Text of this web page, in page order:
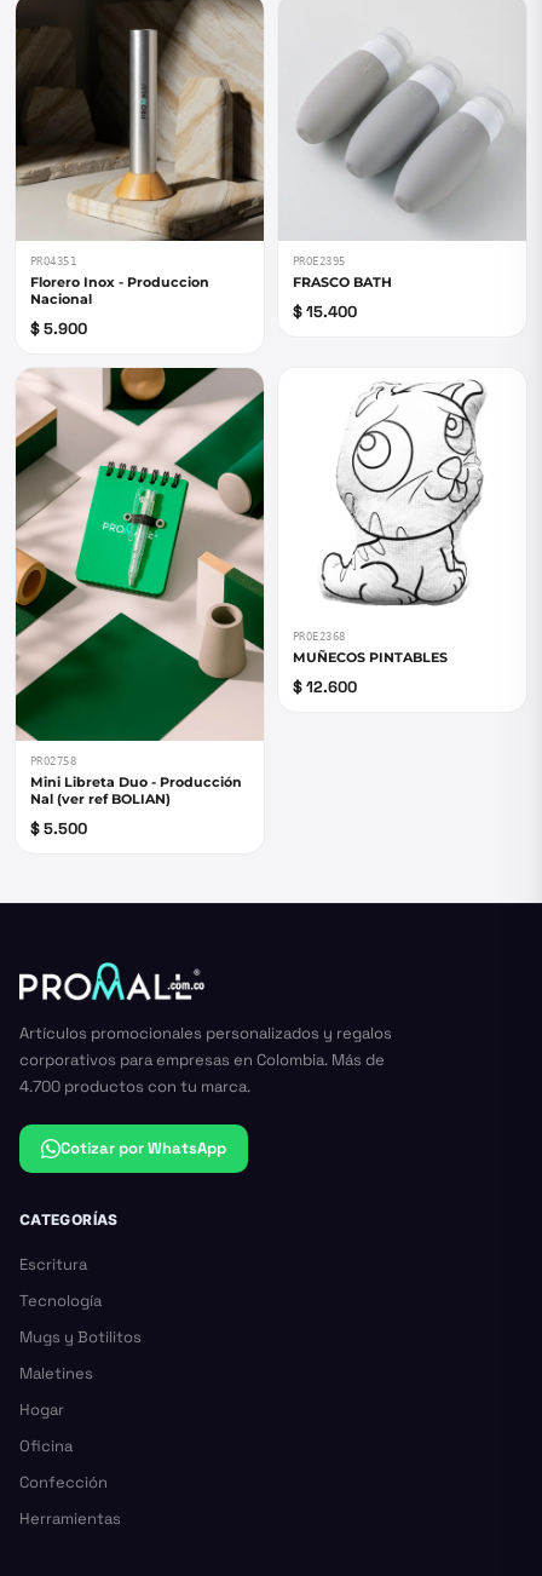
PRO4351
Florero Inox - Produccion
Nacional
$ 5.900
PROE2395
FRASCO BATH
$ 15.400
PRO2758
Mini Libreta Duo - Producción
Nal (ver ref BOLIAN)
$ 5.500
PROE2368
MUÑECOS PINTABLES
$ 12.600
Artículos promocionales personalizados y regalos
corporativos para empresas en Colombia. Más de
4.700 productos con tu marca.
Cotizar por WhatsApp
CATEGORÍAS
Escritura
Tecnología
Mugs y Botilitos
Maletines
Hogar
Oficina
Confección
Herramientas